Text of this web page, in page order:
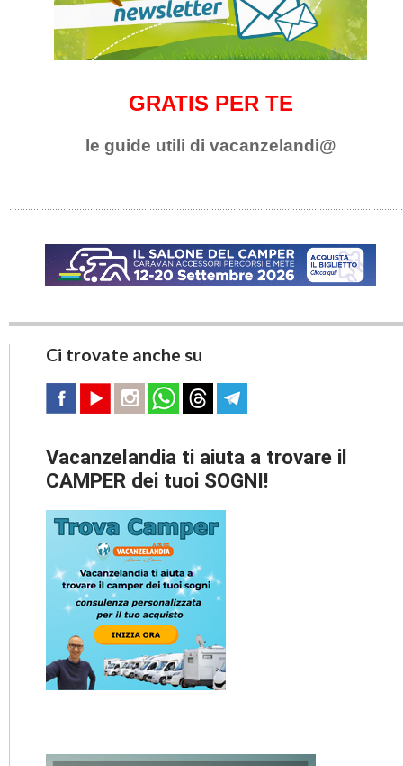
GRATIS PER TE
le guide utili di vacanzelandi@
Ci trovate anche su
Vacanzelandia ti aiuta a trovare il
CAMPER dei tuoi SOGNI!